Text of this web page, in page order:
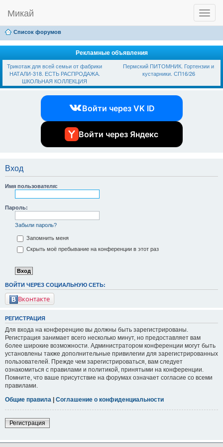
T
o
g
l
n
a
i
Микай
Ссылки Вход
Список форумов
Рекламные объявления
Трикотаж для всей семьи от фабрики
НАТАЛИ-318. ЕСТЬ РАСПРОДАЖА.
ШКОЛЬНАЯ КОЛЛЕКЦИЯ
Пермский ПИТОМНИК. Гортензии и
кустарники. СП16/26
Войти через VK ID
Войти через Яндекс
Вход
Имя пользователя:
Пароль:
Забыли пароль?
Запомнить меня
Скрыть моё пребывание на конференции в этот раз
ВОЙТИ ЧЕРЕЗ СОЦИАЛЬНУЮ СЕТЬ:
Вконтакте
РЕГИСТРАЦИЯ
Для входа на конференцию вы должны быть зарегистрированы.
Регистрация занимает всего несколько минут, но предоставляет вам
более широкие возможности. Администратором конференции могут быть
установлены также дополнительные привилегии для зарегистрированных
пользователей. Прежде чем зарегистрироваться, вам следует
ознакомиться с правилами и политикой, принятыми на конференции.
Помните, что ваше присутствие на форумах означает согласие со всеми
правилами.
Общие правила
Соглашение о конфиденциальности
Регистрация